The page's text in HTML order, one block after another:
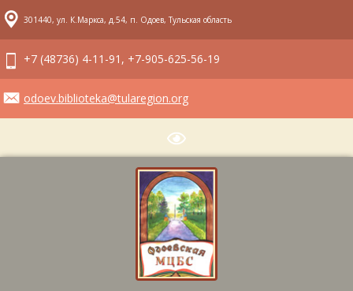
301440, ул. К.Маркса, д.54, п. Одоев, Тульская область
+7 (48736) 4-11-91, +7-905-625-56-19
odoev.biblioteka@tularegion.org